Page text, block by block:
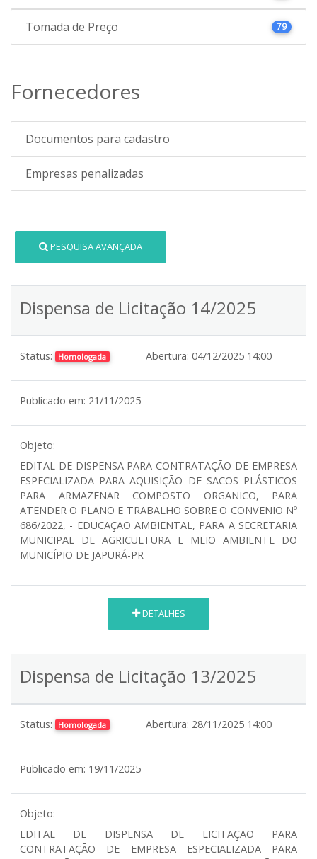
Tomada de Preço 79
Fornecedores
Documentos para cadastro
Empresas penalizadas
PESQUISA AVANÇADA
Dispensa de Licitação 14/2025
Status: Homologada Abertura: 04/12/2025 14:00
Publicado em: 21/11/2025
Objeto:
EDITAL DE DISPENSA PARA CONTRATAÇÃO DE EMPRESA
ESPECIALIZADA PARA AQUISIÇÃO DE SACOS PLÁSTICOS
PARA ARMAZENAR COMPOSTO ORGANICO, PARA
ATENDER O PLANO E TRABALHO SOBRE O CONVENIO Nº
686/2022, - EDUCAÇÃO AMBIENTAL, PARA A SECRETARIA
MUNICIPAL DE AGRICULTURA E MEIO AMBIENTE DO
MUNICÍPIO DE JAPURÁ-PR
DETALHES
Dispensa de Licitação 13/2025
Status: Homologada Abertura: 28/11/2025 14:00
Publicado em: 19/11/2025
Objeto:
EDITAL DE DISPENSA DE LICITAÇÃO PARA
CONTRATAÇÃO DE EMPRESA ESPECIALIZADA PARA